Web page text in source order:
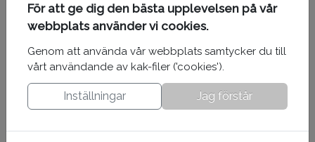
Om Erik
NYHETSBREV
För att ge dig den bästa upplevelsen på vår
webbplats använder vi cookies.
Genom att använda vår webbplats samtycker du till
vårt användande av kak-filer ('cookies').
Inställningar Jag förstår